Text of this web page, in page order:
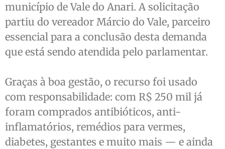
município de Vale do Anari. A solicitação
partiu do vereador Márcio do Vale, parceiro
essencial para a conclusão desta demanda
que está sendo atendida pelo parlamentar.
Graças à boa gestão, o recurso foi usado
com responsabilidade: com R$ 250 mil já
foram comprados antibióticos, anti-
inflamatórios, remédios para vermes,
diabetes, gestantes e muito mais — e ainda